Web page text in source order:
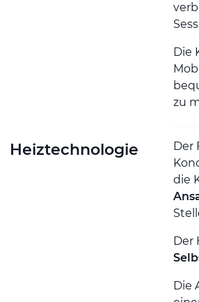
Die
zu
Heiztechnologie
Der
die
Der
Die